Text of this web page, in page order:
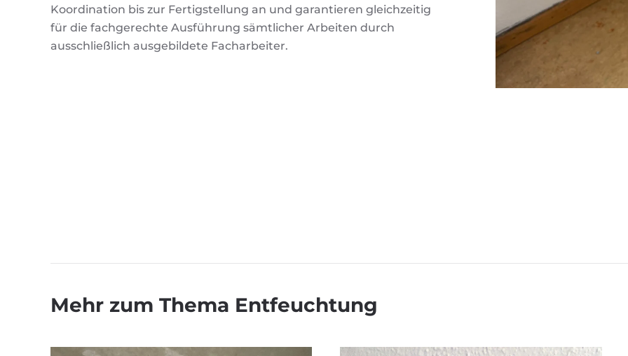
Koordination bis zur Fertigstellung an und garantieren gleichzeitig
für die fachgerechte Ausführung sämtlicher Arbeiten durch
ausschließlich ausgebildete Facharbeiter.
Mehr zum Thema Entfeuchtung